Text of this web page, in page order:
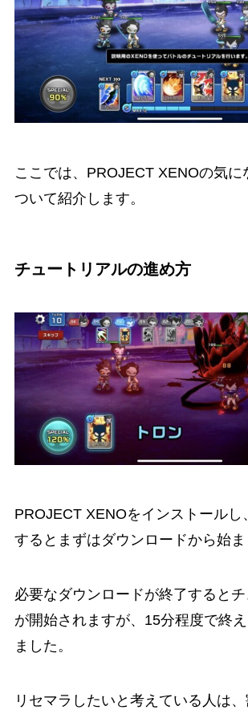
ここでは、PROJECT XENOの気に
ついて紹介します。
チュートリアルの進め方
PROJECT XENOをインストールし
するとまずはダウンロードから始ま
必要なダウンロードが終了すると
が開始されますが、15分程度で終
ました。
リセマラしたいと考えている人は